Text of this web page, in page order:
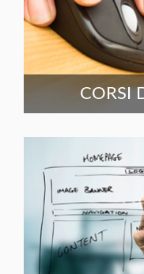
CORSI